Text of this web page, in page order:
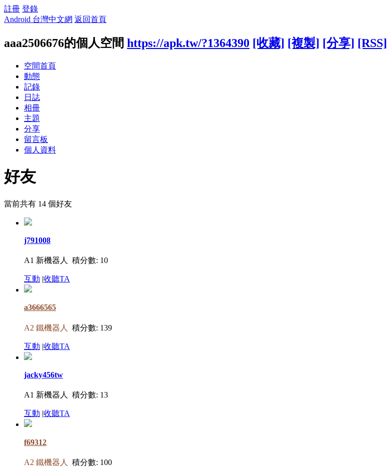
註冊 登錄
Android 台灣中文網 返回首頁
aaa2506676的個人空間 https://apk.tw/?1364390 [收藏] [複製] [分享] [RSS]
空間首頁
動態
記錄
日誌
相冊
主題
分享
留言板
個人資料
好友
當前共有 14 個好友
j791008
A1 新機器人 積分數: 10
互動 |收聽TA
a3666565
A2 鐵機器人 積分數: 139
互動 |收聽TA
jacky456tw
A1 新機器人 積分數: 13
互動 |收聽TA
f69312
A2 鐵機器人 積分數: 100